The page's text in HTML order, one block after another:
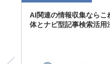
度の予想を実施
AI関連の情報収集ならこ
体とナビ型記事検索活用